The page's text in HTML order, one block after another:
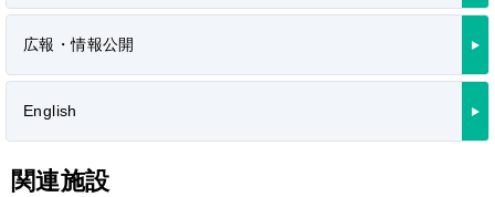
広報・情報公開
English
関連施設